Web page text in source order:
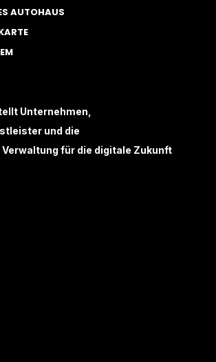
AUTOHAUS
Unternehmen,
und die
für die digitale Zukunft